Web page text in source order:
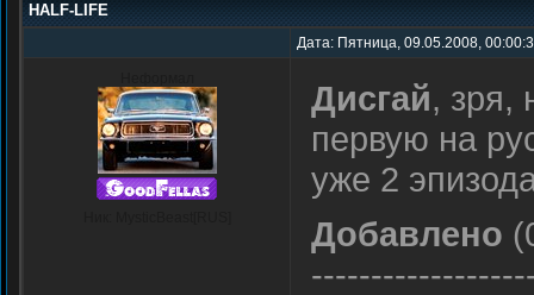
HALF-LIFE
Дата: Пятница, 09.05.2008,
Дисгай, зря,
первую на
уже 2
Добавлено